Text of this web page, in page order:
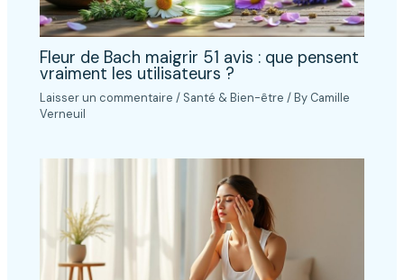
Fleur de Bach maigrir 51 avis : que pensent
vraiment les utilisateurs ?
Laisser un commentaire / Santé & Bien-être / By Camille
Verneuil